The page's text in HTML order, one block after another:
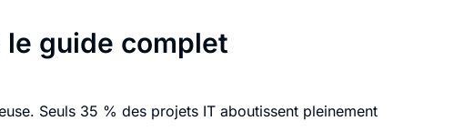
guide complet
Seuls 35 % des projets IT aboutissent pleinement